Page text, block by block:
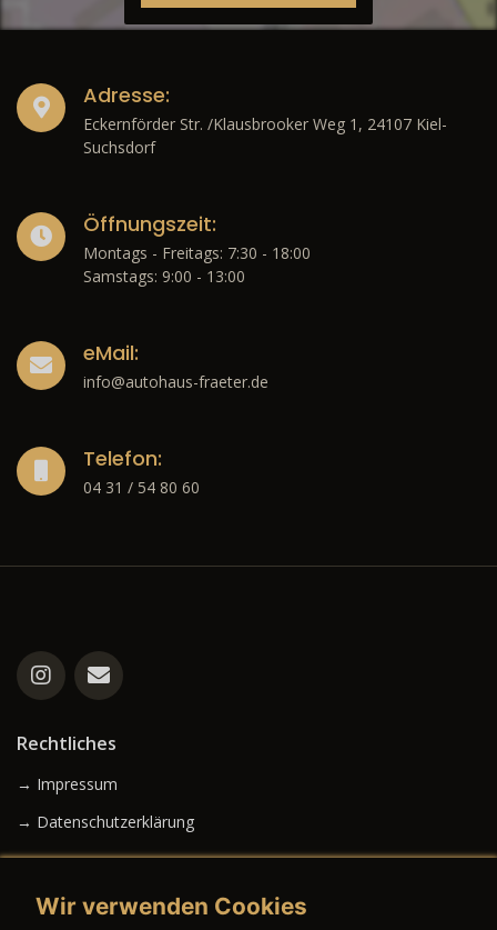
Adresse:
Eckernförder Str. /Klausbrooker Weg 1, 24107 Kiel-
Suchsdorf
Öffnungszeit:
Montags - Freitags: 7:30 - 18:00
Samstags: 9:00 - 13:00
eMail:
info@autohaus-fraeter.de
Telefon:
04 31 / 54 80 60
Rechtliches
→ Impressum
→ Datenschutzerklärung
Wir verwenden Cookies